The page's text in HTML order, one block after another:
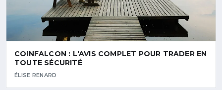
COINFALCON : L'AVIS COMPLET POUR TRADER EN
TOUTE SÉCURITÉ
ÉLISE RENARD